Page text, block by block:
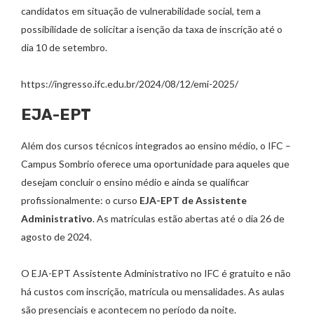
candidatos em situação de vulnerabilidade social, tem a
possibilidade de solicitar a isenção da taxa de inscrição até o
dia 10 de setembro.
https://ingresso.ifc.edu.br/2024/08/12/emi-2025/
EJA-EPT
Além dos cursos técnicos integrados ao ensino médio, o IFC –
Campus Sombrio oferece uma oportunidade para aqueles que
desejam concluir o ensino médio e ainda se qualificar
profissionalmente: o curso EJA-EPT de Assistente
Administrativo. As matrículas estão abertas até o dia 26 de
agosto de 2024.
O EJA-EPT Assistente Administrativo no IFC é gratuito e não
há custos com inscrição, matrícula ou mensalidades. As aulas
são presenciais e acontecem no período da noite.